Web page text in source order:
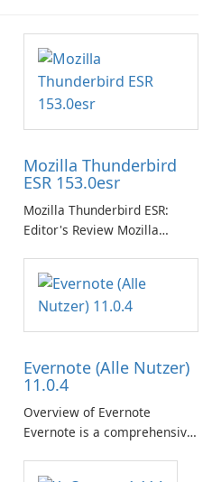
Mozilla Thunderbird
ESR 153.0esr
Mozilla Thunderbird ESR:
Editor's Review Mozilla
Support Release) is the long-
term support channel of the
Thunderbird desktop email
client designed for
need predictable …
Evernote (Alle Nutzer)
11.0.4
Overview of Evernote
Evernote is a comprehensive
software designed to help